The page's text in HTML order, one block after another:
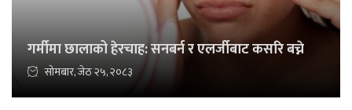
गर्मीमा छालाको हेरचाह: सनबर्न र एलर्जीबाट कसरि बच्ने
सोमबार, जेठ २५, २०८३